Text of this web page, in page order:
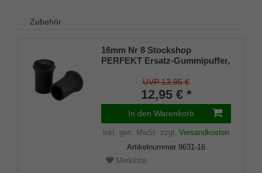
Zubehör
16mm Nr 8 Stockshop
PERFEKT Ersatz-Gummipuffer,
elegant, mit Metalleinlage (VE 2
UVP 13,95 €
12,95 € *
In den Warenkorb
inkl. ges. MwSt. zzgl. Versandkosten
Artikelnummer 9631-16
Merkliste